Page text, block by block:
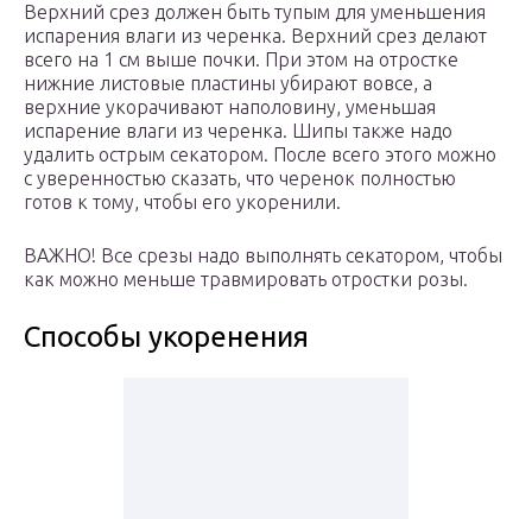
Верхний срез должен быть тупым для уменьшения
испарения влаги из черенка. Верхний срез делают
всего на 1 см выше почки. При этом на отростке
нижние листовые пластины убирают вовсе, а
верхние укорачивают наполовину, уменьшая
испарение влаги из черенка. Шипы также надо
удалить острым секатором. После всего этого можно
с уверенностью сказать, что черенок полностью
готов к тому, чтобы его укоренили.
ВАЖНО! Все срезы надо выполнять секатором, чтобы
как можно меньше травмировать отростки розы.
Способы укоренения